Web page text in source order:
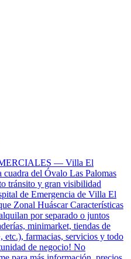
— Villa El
del Óvalo Las Palomas
tránsito y gran visibilidad
de Emergencia de Villa El
Zonal Huáscar Características
por separado o juntos
minimarket, tiendas de
farmacias, servicios y todo
de negocio! No